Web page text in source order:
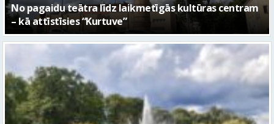
FOTO: Ar daudzveidīgiem notikumiem aizvadīta
Valmieras 743. dzimšanas diena